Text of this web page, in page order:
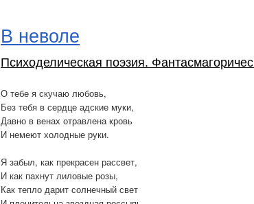
В неволе
Психоделическая поэзия.
О тебе я скучаю любовь,
Без тебя в сердце адские муки,
Давно в венах отравлена кровь
И немеют холодные руки.
Я забыл, как прекрасен рассвет,
И как пахнут лиловые розы,
Как тепло дарит солнечный свет